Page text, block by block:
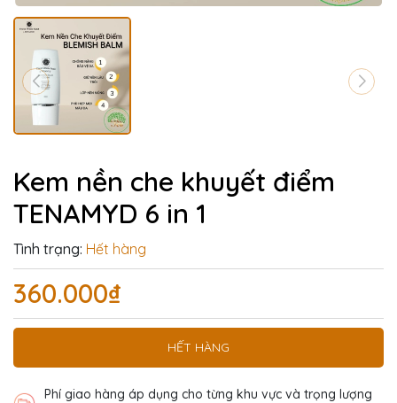
Kem nền che khuyết điểm
TENAMYD 6 in 1
Tình trạng: Hết hàng
360.000₫
HẾT HÀNG
Phí giao hàng áp dụng cho từng khu vực và trọng lượng